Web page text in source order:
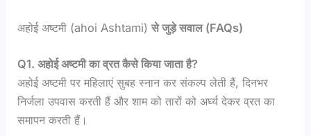
अहोई अष्टमी (ahoi Ashtami)से जुड़े सवाल (FAQs)
Q1. अहोई अष्टमी का व्रत कैसे किया जाता है?
अहोई अष्टमी पर महिलाएं सुबह स्नान कर संकल्प लेती हैं, दिनभर
निर्जला उपवास करती हैं और शाम को तारों को अर्घ्य देकर व्रत का
समापन करती हैं।